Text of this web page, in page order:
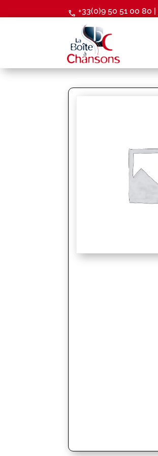
call +33(0)9 50 51 00 80 |